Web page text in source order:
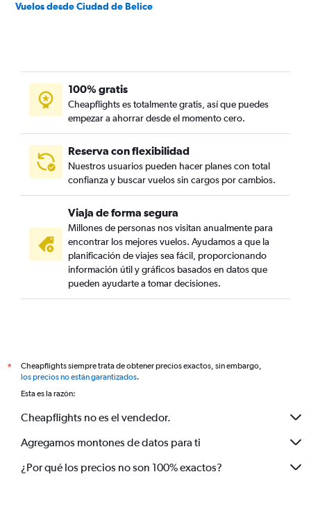
Vuelos desde Ciudad de Belice
100% gratis
Cheapflights es totalmente gratis, así que puedes
empezar a ahorrar desde el momento cero.
Reserva con flexibilidad
Nuestros usuarios pueden hacer planes con total
confianza y buscar vuelos sin cargos por cambios.
Viaja de forma segura
Millones de personas nos visitan anualmente para
encontrar los mejores vuelos. Ayudamos a que la
planificación de viajes sea fácil, proporcionando
información útil y gráficos basados en datos que
pueden ayudarte a tomar decisiones.
*
Cheapflights siempre trata de obtener precios exactos, sin embargo,
los precios no están garantizados.
Esta es la razón:
Cheapflights no es el vendedor.
Agregamos montones de datos para ti
¿Por qué los precios no son 100% exactos?